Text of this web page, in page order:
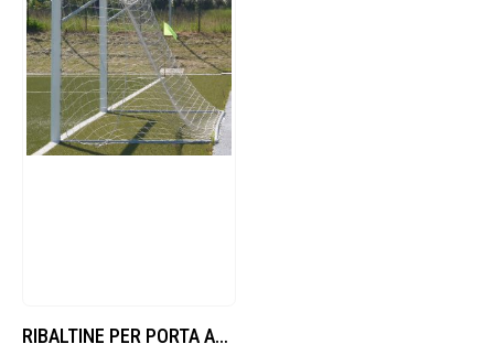
RIBALTINE PER PORTA ALLUM.